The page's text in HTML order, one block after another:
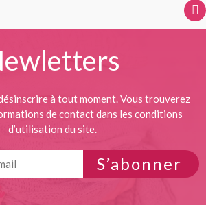
à tout moment. Vous trouverez
de contact dans les conditions
d’utilisation du site.
S’abonner